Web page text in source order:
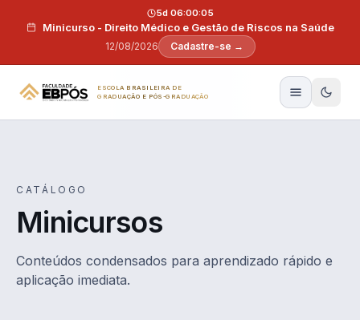
Minicurso - Direito Médico e Gestão de Riscos na Saúde
12/08/2026
5d 06:00:05
Cadastre-se →
ESCOLA BRASILEIRA DE
GRADUAÇÃO E PÓS-GRADUAÇÃO
CATÁLOGO
Minicursos
Conteúdos condensados para aprendizado rápido e
aplicação imediata.